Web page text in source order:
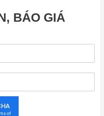
BÁO GIÁ